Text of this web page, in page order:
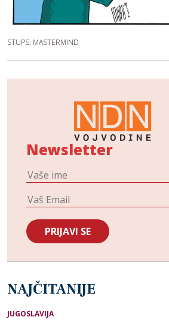
STUPS: MASTERMIND
Newsletter
NAJČITANIJE
JUGOSLAVIJA